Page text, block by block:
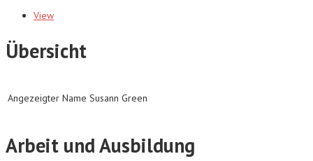
View
Übersicht
Angezeigter Name Susann Green
Arbeit und Ausbildung